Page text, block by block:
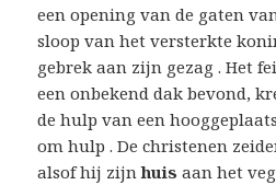
een opening van de gaten
sloop van het versterkte
gebrek aan zijn gezag . Het
een onbekend dak bevond,
de hulp van een
om hulp . De christenen
alsof hij zijnhuis aan het